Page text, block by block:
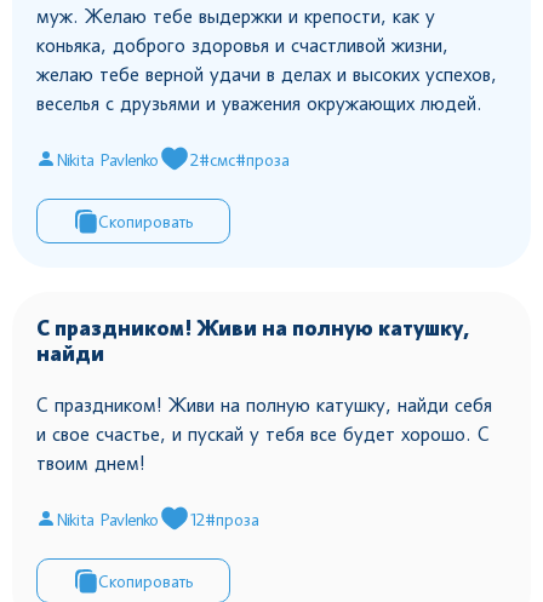
муж. Желаю тебе выдержки и крепости, как у
коньяка, доброго здоровья и счастливой жизни,
желаю тебе верной удачи в делах и высоких успехов,
веселья с друзьями и уважения окружающих людей.
Nikita Pavlenko 2#смс#проза
Скопировать
С праздником! Живи на полную катушку,
найди
С праздником! Живи на полную катушку, найди себя
и свое счастье, и пускай у тебя все будет хорошо. С
твоим днем!
Nikita Pavlenko 12#проза
Скопировать